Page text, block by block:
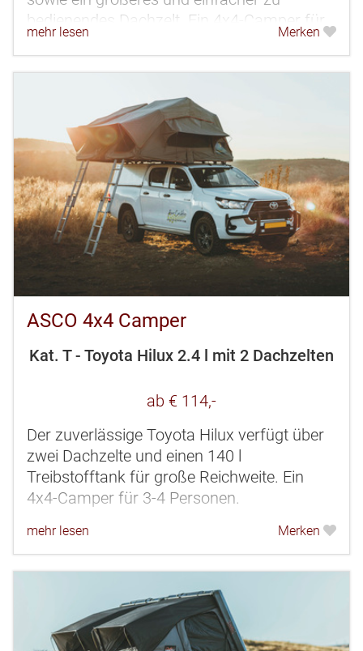
bedienendes Dachzelt. Ein 4x4-Camper für
maximal 2 Personen.
mehr lesen Merken
ASCO 4x4 Camper
Kat. T - Toyota Hilux 2.4 l mit 2 Dachzelten
ab € 114,-
Der zuverlässige Toyota Hilux verfügt über
zwei Dachzelte und einen 140 l
Treibstofftank für große Reichweite. Ein
4x4-Camper für 3-4 Personen.
mehr lesen Merken